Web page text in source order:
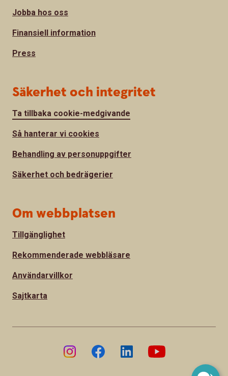
Jobba hos oss
Finansiell information
Press
Säkerhet och integritet
Ta tillbaka cookie-medgivande
Så hanterar vi cookies
Behandling av personuppgifter
Säkerhet och bedrägerier
Om webbplatsen
Tillgänglighet
Rekommenderade webbläsare
Användarvillkor
Sajtkarta